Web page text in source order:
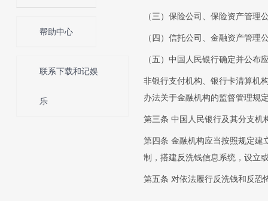
帮助中心
联系下载和记娱
乐
（三）保险公司、保险资产管理
（四）信托公司、金融资产管
（五）中国人民银行确定并公布
非银行支付机构、银行卡清算机
办法关于金融机构的监督管理规
第三条 中国人民银行及其分支机
第四条 金融机构应当按照规定建
制，搭建反洗钱信息系统，设立
第五条 对依法履行反洗钱和反恐